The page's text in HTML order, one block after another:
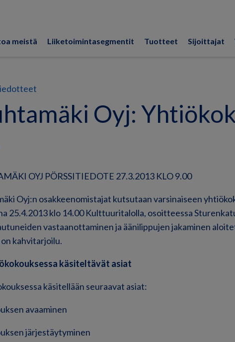
meistä Liiketoimintasegmentit Tuotteet Sijoittajat
Oyj:
OYJ PÖRSSITIEDOTE 27.3.2013 KLO 9.00
Oyj:n osakkeenomistajat kutsutaan varsinaiseen
25.4.2013 klo 14.00 Kulttuuritalolla, osoitteessa
vastaanottaminen ja äänilippujen jakaminen
kahvitarjoilu.
käsiteltävät asiat
käsitellään seuraavat asiat:
avaaminen
järjestäytyminen